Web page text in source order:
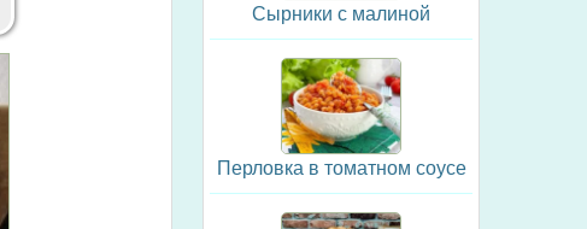
Сырники с малиной
Перловка в томатном соусе